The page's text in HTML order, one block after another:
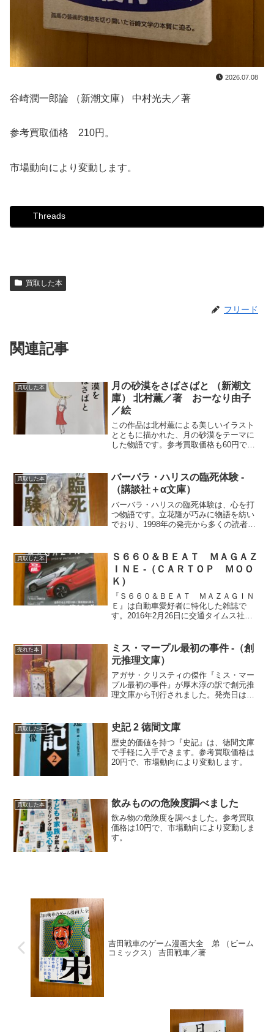
2026.07.08
谷崎潤一郎論 （新潮文庫） 中村光夫／著
参考買取価格 210円。
市場動向により変動します。
Threads
買取した本
フリード
関連記事
買取した本
月の砂漠をさばさばと （新潮文
庫） 北村薫／著 おーなり由子
／絵
この作品は北村薫による美しいイラスト
とともに描かれた、月の砂漠をテーマに
した物語です。参考買取価格も60円で、
買取した本
バーバラ・ハリスの臨死体験 -
（講談社＋α文庫）
バーバラ・ハリスの臨死体験は、心を打
つ物語です。立花隆が巧みに物語を紡い
でおり、1998年の発売から多くの読者を
買取した本
Ｓ６６０＆ＢＥＡＴ ＭＡＧＡＺ
ＩＮＥ -（ＣＡＲＴＯＰ ＭＯＯ
Ｋ）
『Ｓ６６０＆ＢＥＡＴ ＭＡＺＡＧＩＮ
Ｅ』は自動車愛好者に特化した雑誌で
す。2016年2月26日に交通タイムス社か
売れた本
ミス・マープル最初の事件 -（創
元推理文庫）
アガサ・クリスティの傑作『ミス・マー
プル最初の事件』が厚木淳の訳で創元推
理文庫から刊行されました。発売日は
テリー愛好家の皆さん、。
買取した本 史記 2 徳間文庫
歴史的価値を持つ『史記』は、徳間文庫
で手軽に入手できます。参考買取価格は
20円で、市場動向により変動します。
買取した本 飲みものの危険度調べました
飲み物の危険度を調べました。参考買取
価格は10円で、市場動向により変動しま
す。
吉田戦車のゲーム漫画大全 弟 （ビーム
コミックス） 吉田戦車／著